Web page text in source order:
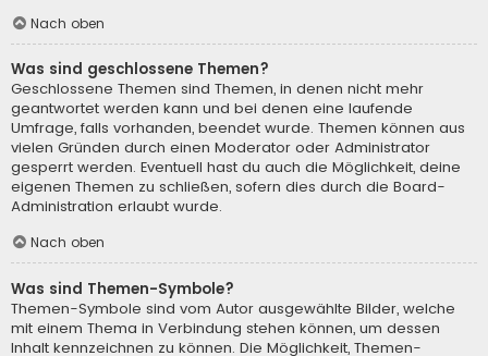
Nach oben
Was sind geschlossene Themen?
Geschlossene Themen sind Themen, in denen nicht mehr
geantwortet werden kann und bei denen eine laufende
Umfrage, falls vorhanden, beendet wurde. Themen können aus
vielen Gründen durch einen Moderator oder Administrator
gesperrt werden. Eventuell hast du auch die Möglichkeit, deine
eigenen Themen zu schließen, sofern dies durch die Board-
Administration erlaubt wurde.
Nach oben
Was sind Themen-Symbole?
Themen-Symbole sind vom Autor ausgewählte Bilder, welche
mit einem Thema in Verbindung stehen können, um dessen
Inhalt kennzeichnen zu können. Die Möglichkeit, Themen-